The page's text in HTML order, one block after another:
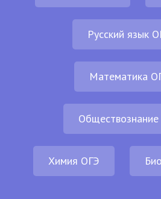
Русский язык
Математика
Химия ОГЭ